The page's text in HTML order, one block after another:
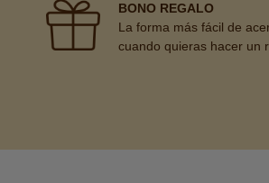
BONO REGALO
La forma más fácil de
cuando quieras hacer un